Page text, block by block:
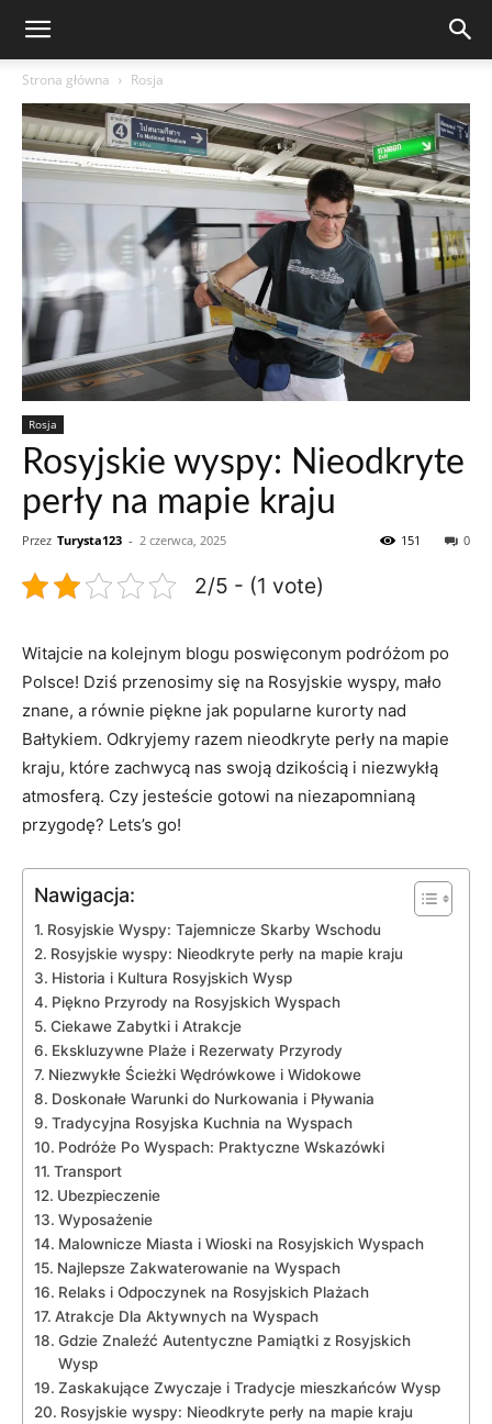
Strona główna Rosja
Rosja
Rosyjskie wyspy: Nieodkryte
perły na mapie kraju
Przez Turysta123 - 2 czerwca, 2025 0
151
2/5 - (1 vote)
Witajcie na kolejnym blogu poswięconym podróżom po
‌Polsce! Dziś przenosimy się na Rosyjskie ⁤wyspy, mało
znane, ⁢a równie piękne jak popularne kurorty ⁢nad
Bałtykiem. Odkryjemy razem ⁢nieodkryte perły na‌ mapie
kraju, które zachwycą nas swoją dzikością i niezwykłą
atmosferą. Czy jesteście ⁤gotowi na niezapomnianą
‍przygodę? Lets’s ​go!
Nawigacja:
Rosyjskie Wyspy: Tajemnicze Skarby Wschodu
Rosyjskie ‌wyspy: Nieodkryte perły na mapie kraju
Historia i Kultura Rosyjskich Wysp
Piękno Przyrody ⁢na Rosyjskich Wyspach
Ciekawe Zabytki ​i Atrakcje
Ekskluzywne Plaże i ‍Rezerwaty Przyrody
Niezwykłe Ścieżki ⁣Wędrówkowe i Widokowe
Doskonałe Warunki do Nurkowania i Pływania
Tradycyjna ‌Rosyjska⁤ Kuchnia na Wyspach
Podróże‌ Po Wyspach: Praktyczne Wskazówki
Transport
Ubezpieczenie
Wyposażenie
Malownicze ⁣Miasta i Wioski na Rosyjskich Wyspach
Najlepsze⁢ Zakwaterowanie na Wyspach
Relaks i Odpoczynek na Rosyjskich Plażach
Atrakcje⁣ Dla Aktywnych na Wyspach
Gdzie​ Znaleźć Autentyczne Pamiątki‍ z Rosyjskich
Wysp
Zaskakujące Zwyczaje i Tradycje ‍mieszkańców Wysp
Rosyjskie wyspy: Nieodkryte⁤ perły na mapie​ kraju